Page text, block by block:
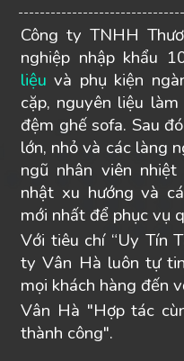
Công ty TNHH
nghiệp nhập khẩu
liệu và phụ kiện
cặp, nguyên liệu
đệm ghế sofa. Sau
lớn, nhỏ và các làng
ngũ nhân viên
nhật xu hướng và
mới nhất để phục vụ
Với tiêu chí “Uy Tín
ty Vân Hà luôn tự
mọi khách hàng đến
Vân Hà "Hợp tác
thành công".